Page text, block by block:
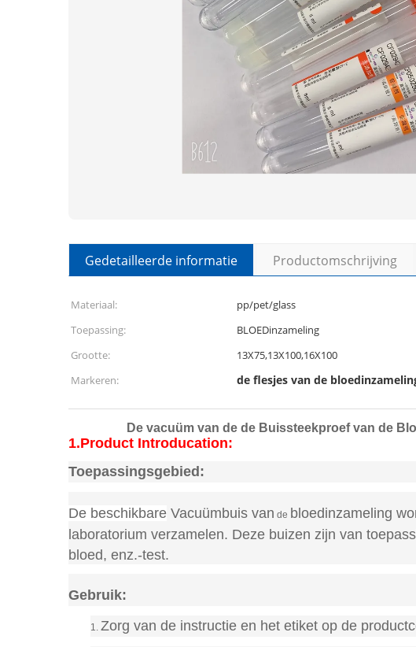
Gedetailleerde informatie Productomschrijving
Materiaal: pp/pet/glass
Toepassing:
BLOEDinzameling
Grootte:
13X75,13X100,16X100
Markeren:
de flesjes van de
De vacuüm van de de Buissteekproef van de
1.Product Introducation:
Toepassingsgebied:
De beschikbare Vacuümbuis van de bloedinzameling
laboratorium verzamelen. Deze buizen zijn van
bloed, enz.-test.
Gebruik:
1. Zorg van de instructie en het etiket op de